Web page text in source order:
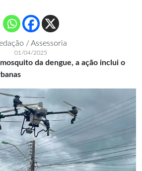
/ Assessoria
01/04/2025
da dengue, a ação inclui o